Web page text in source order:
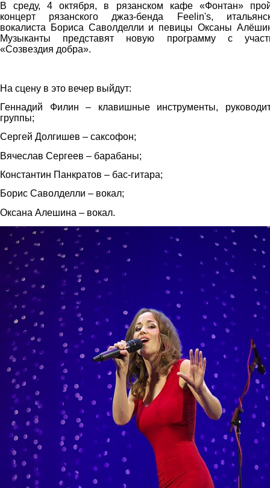
В среду, 4 октября, в рязанском кафе «Фонтан»
концерт рязанского джаз-бенда Feelin's,
вокалиста Бориса Саволделли и певицы Оксаны
Музыканты представят новую программу с
«Созвездия добра».
На сцену в это вечер выйдут:
Геннадий Филин – клавишные инструменты,
группы;
Сергей Долгишев – саксофон;
Вячеслав Сергеев – барабаны;
Константин Панкратов – бас-гитара;
Борис Саволделли – вокал;
Оксана Алешина – вокал.
cj_qiexmmnm.jpg